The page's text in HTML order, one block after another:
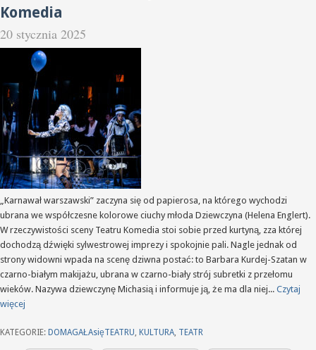
Komedia
20 stycznia 2025
„Karnawał warszawski” zaczyna się od papierosa, na którego wychodzi
ubrana we współczesne kolorowe ciuchy młoda Dziewczyna (Helena Englert).
W rzeczywistości sceny Teatru Komedia stoi sobie przed kurtyną, zza której
dochodzą dźwięki sylwestrowej imprezy i spokojnie pali. Nagle jednak od
strony widowni wpada na scenę dziwna postać: to Barbara Kurdej-Szatan w
czarno-białym makijażu, ubrana w czarno-biały strój subretki z przełomu
wieków. Nazywa dziewczynę Michasią i informuje ją, że ma dla niej... Czytaj
więcej
KATEGORIE: DOMAGAŁAsięTEATRU, KULTURA, TEATR